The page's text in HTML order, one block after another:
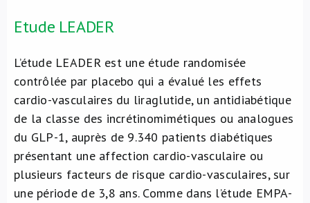
Etude LEADER
L’étude LEADER est une étude randomisée
contrôlée par placebo qui a évalué les effets
cardio-vasculaires du liraglutide, un antidiabétique
de la classe des incrétinomimétiques ou analogues
du GLP-1, auprès de 9.340 patients diabétiques
présentant une affection cardio-vasculaire ou
plusieurs facteurs de risque cardio-vasculaires, sur
une période de 3,8 ans. Comme dans l’étude EMPA-